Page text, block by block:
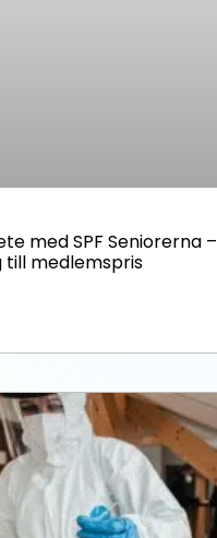
med SPF Seniorerna –
till medlemspris